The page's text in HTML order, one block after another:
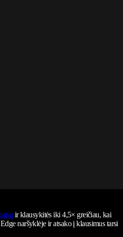
ir klausykitės iki 4,5× greičiau, kai
Edge naršyklėje ir atsako į klausimus tarsi